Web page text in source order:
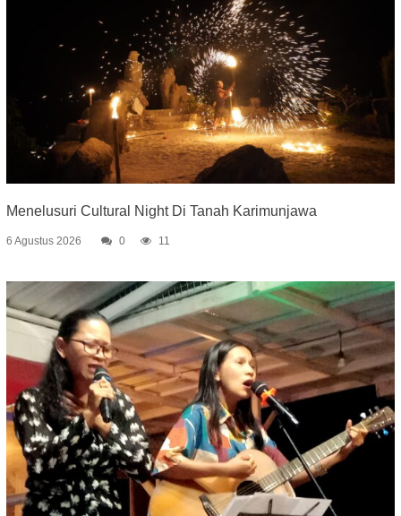
Menelusuri Cultural Night Di Tanah Karimunjawa
6 Agustus 2026 0 11